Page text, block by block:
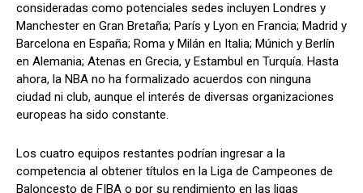
consideradas como potenciales sedes incluyen Londres y
Manchester en Gran Bretaña; París y Lyon en Francia; Madrid y
Barcelona en España; Roma y Milán en Italia; Múnich y Berlín
en Alemania; Atenas en Grecia, y Estambul en Turquía. Hasta
ahora, la NBA no ha formalizado acuerdos con ninguna
ciudad ni club, aunque el interés de diversas organizaciones
europeas ha sido constante.
Los cuatro equipos restantes podrían ingresar a la
competencia al obtener títulos en la Liga de Campeones de
Baloncesto de FIBA o por su rendimiento en las ligas